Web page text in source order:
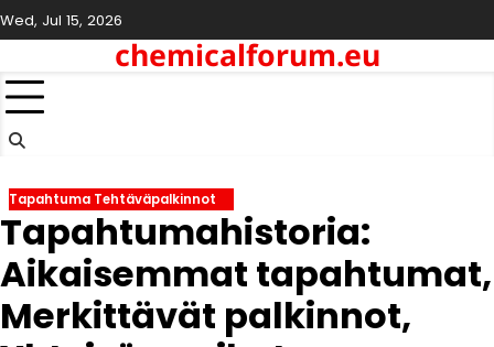
Skip
to
Wed, Jul 15, 2026
chemicalforum.eu
Tapahtuma Tehtäväpalkinnot
Tapahtumahistoria:
Aikaisemmat tapahtumat,
Merkittävät palkinnot,